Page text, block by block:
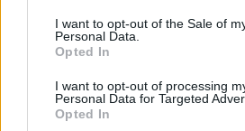
I want to opt-out of the Sale of
Personal Data.
Opted In
I want to opt-out of processing
Personal Data for Targeted
Opted In
Simvastatine (510)
Cholestérol
Amoxicilline (509)
Antibiotiques - pénicillines à large spectre
Seroplex (424)